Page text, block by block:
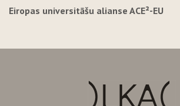
Eiropas universitāšu alianse ACE²-EU